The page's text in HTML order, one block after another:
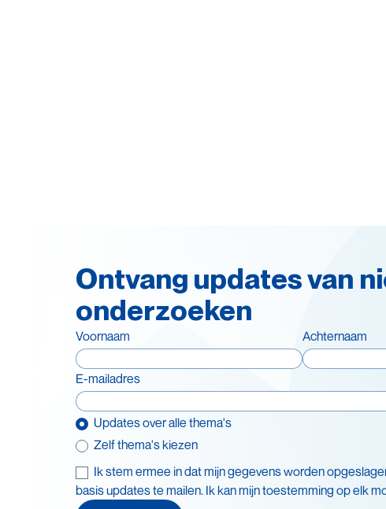
Ontvang updates van
onderzoeken
Voornaam Achternaam
E-mailadres
Updates over alle thema's
Zelf thema's kiezen
Thema's
Ik stem ermee in dat mijn gegevens worden
basis updates te mailen. Ik kan mijn toestemming op elk